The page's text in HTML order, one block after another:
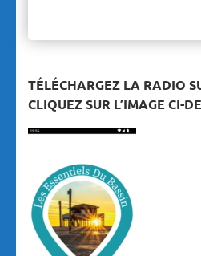
TÉLÉCHARGEZ LA RADIO
CLIQUEZ SUR L’IMAGE CI-